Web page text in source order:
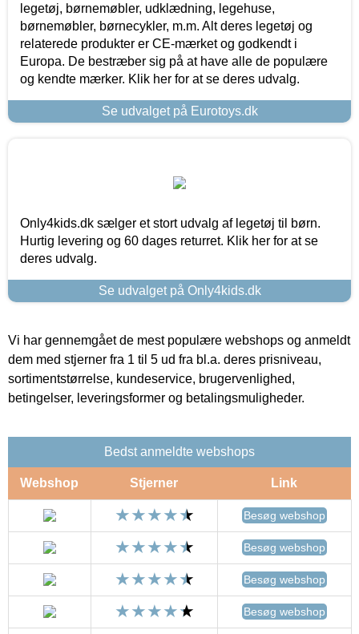
legetøj, børnemøbler, udklædning, legehuse,
børnemøbler, børnecykler, m.m. Alt deres legetøj og
relaterede produkter er CE-mærket og godkendt i
Europa. De bestræber sig på at have alle de populære
og kendte mærker. Klik her for at se deres udvalg.
Se udvalget på Eurotoys.dk
Only4kids.dk sælger et stort udvalg af legetøj til børn.
Hurtig levering og 60 dages returret. Klik her for at se
deres udvalg.
Se udvalget på Only4kids.dk
Vi har gennemgået de mest populære webshops og anmeldt
dem med stjerner fra 1 til 5 ud fra bl.a. deres prisniveau,
sortimentstørrelse, kundeservice, brugervenlighed,
betingelser, leveringsformer og betalingsmuligheder.
Bedst anmeldte webshops
Webshop Stjerner Link
Besøg webshop
Besøg webshop
Besøg webshop
Besøg webshop